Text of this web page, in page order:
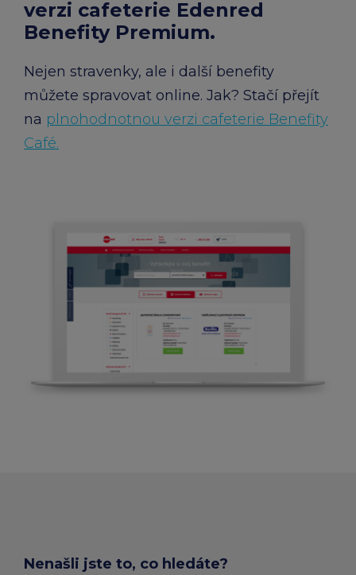
verzi cafeterie Edenred
Benefity Premium.
Nejen stravenky, ale i další benefity
můžete spravovat online. Jak? Stačí přejít
na plnohodnotnou verzi cafeterie Benefity
Café.
Nenašli jste to, co hledáte?